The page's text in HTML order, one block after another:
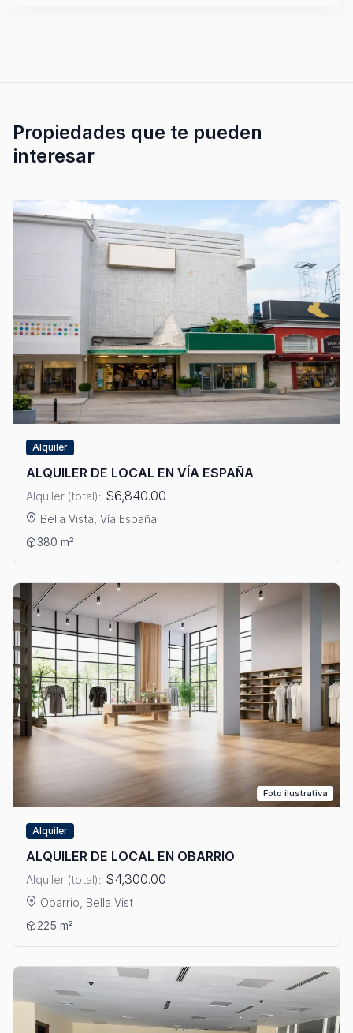
Propiedades que te pueden
interesar
Alquiler
ALQUILER DE LOCAL EN VÍA ESPAÑA
Alquiler (total): $6,840.00
Bella Vista, Vía España
Ver detalles: ALQUILER DE LOCAL EN VÍA ESPAÑA
380 m²
Foto ilustrativa
Alquiler
ALQUILER DE LOCAL EN OBARRIO
Alquiler (total): $4,300.00
Obarrio, Bella Vist
Ver detalles: ALQUILER DE LOCAL EN OBARRIO
225 m²